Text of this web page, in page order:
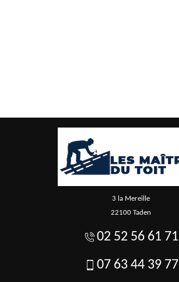
3 la Mereille
22100 Taden
02 52 56 61 71
07 63 44 39 77